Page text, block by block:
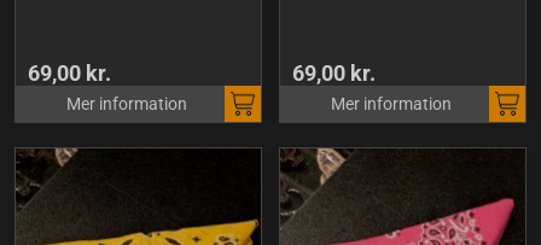
69,00 kr.
Mer information
69,00 kr.
Mer information